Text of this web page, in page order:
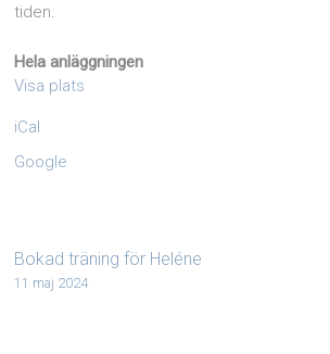
tiden.
Hela anläggningen
Visa plats
iCal
Google
Bokad träning för Heléne
11 maj 2024